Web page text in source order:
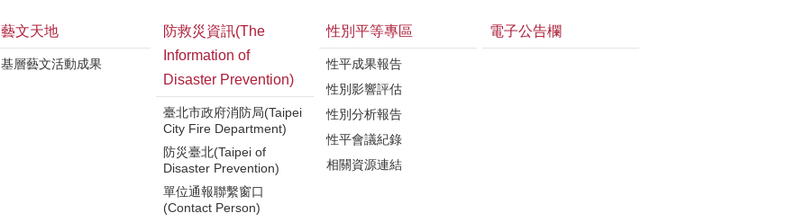
藝文天地
基層藝文活動成果
防救災資訊(The
Information of
Disaster Prevention)
臺北市政府消防局(Taipei
City Fire Department)
防災臺北(Taipei of
Disaster Prevention)
單位通報聯繫窗口
(Contact Person)
性別平等專區
性平成果報告
性別影響評估
性別分析報告
性平會議紀錄
相關資源連結
電子公告欄